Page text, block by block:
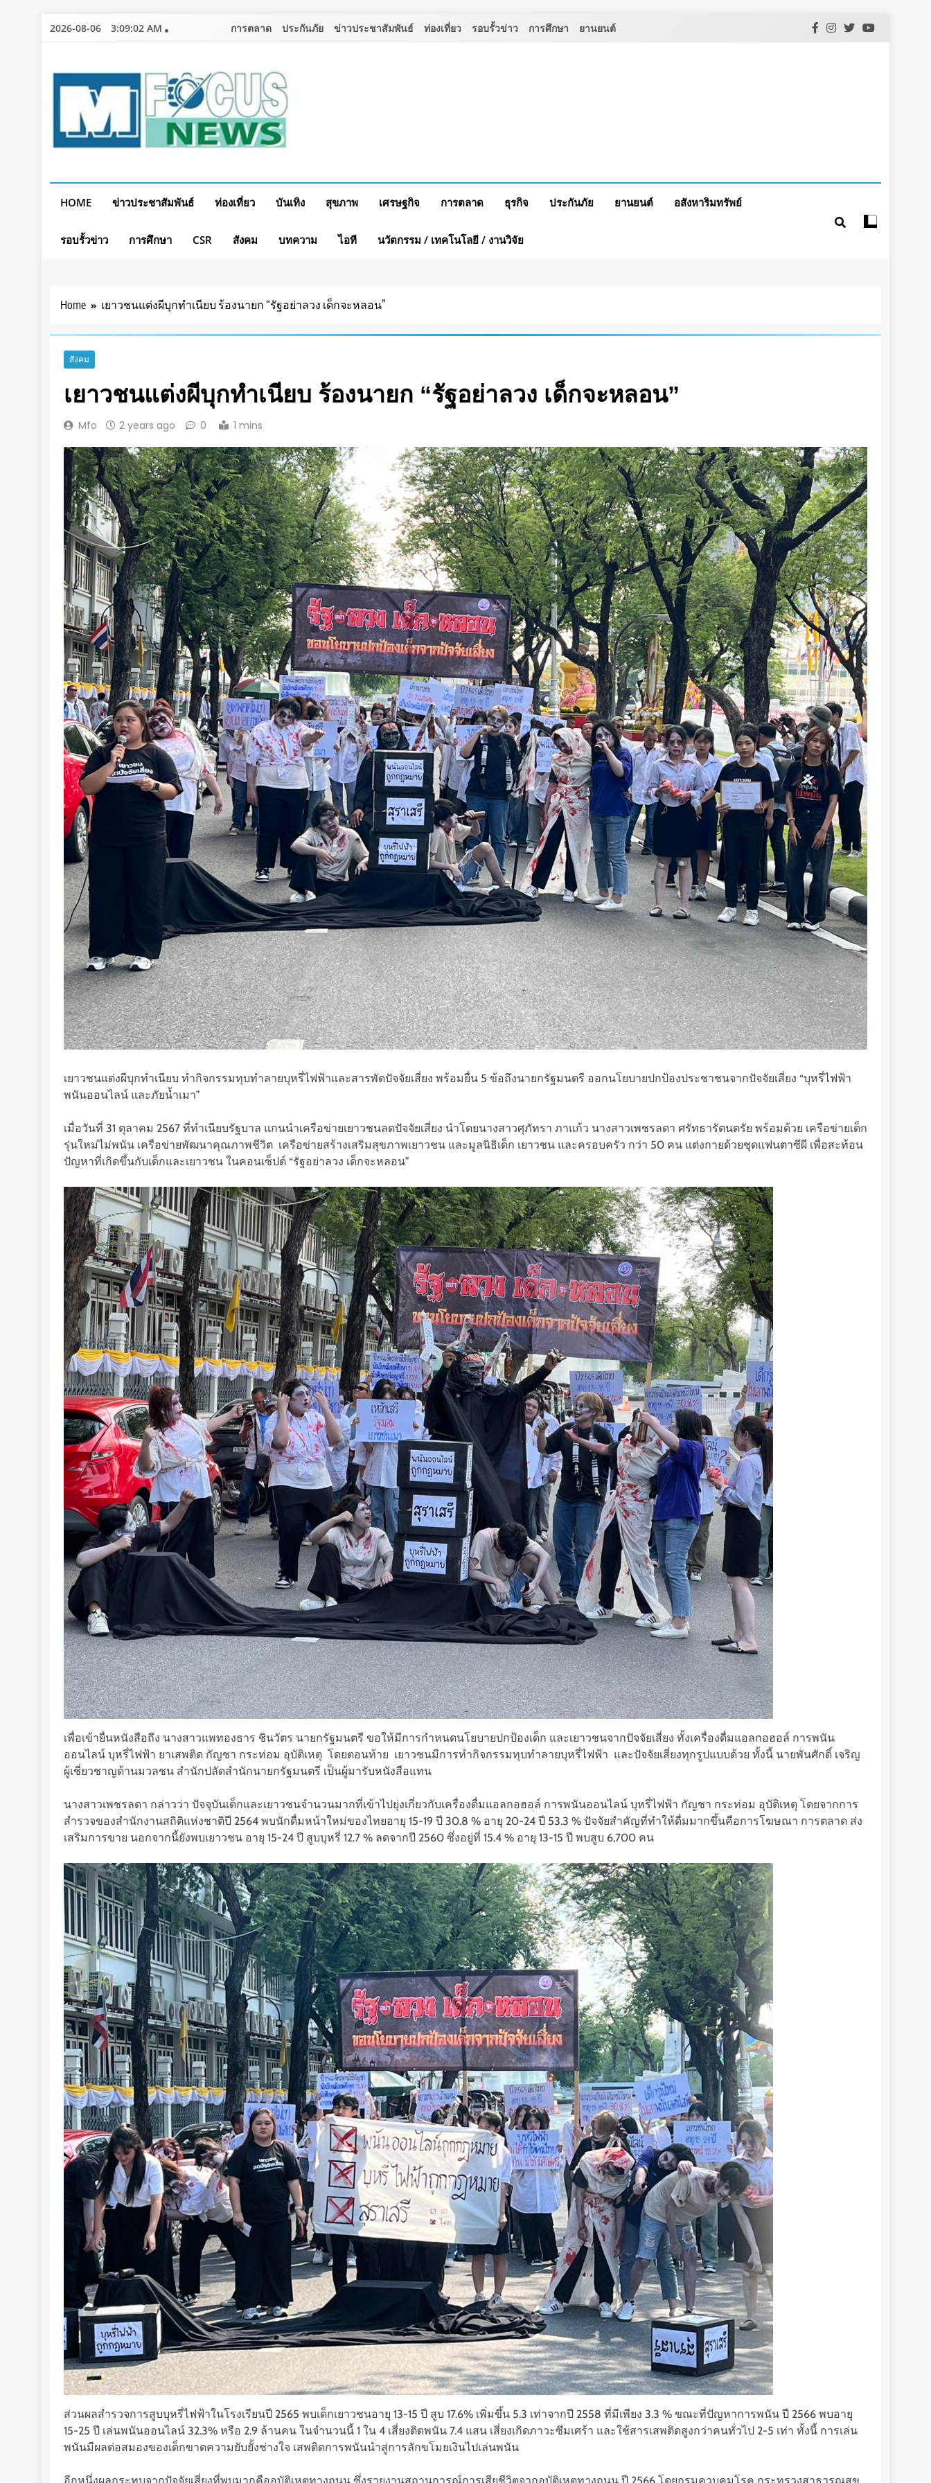
Skip
2026-08-06 3:09:05 AM การตลาด ประกันภัย ข่าวประชาสัมพันธ์ ท่องเที่ยว รอบรั้วข่าว การศึกษา ยานยนต์
HOME ข่าวประชาสัมพันธ์ ท่องเที่ยว บันเทิง สุขภาพ เศรษฐกิจ การตลาด ธุรกิจ ประกันภัย ยานยนต์ อสังหาริมทรัพย์
รอบรั้วข่าว การศึกษา CSR สังคม บทความ ไอที นวัตกรรม / เทคโนโลยี / งานวิจัย
Home เยาวชนแต่งผีบุกทำเนียบ ร้องนายก “รัฐอย่าลวง เด็กจะหลอน”
สังคม
เยาวชนแต่งผีบุกทำเนียบ ร้องนายก “รัฐอย่าลวง เด็กจะหลอน”
Mfo 2 years ago 0 1 mins
เยาวชนแต่งผีบุกทำเนียบ ทำกิจกรรมทุบทำลายบุหรี่ไฟฟ้าและสารพัดปัจจัยเสี่ยง พร้อมยื่น 5 ข้อถึงนายกรัฐมนตรี ออกนโยบายปกป้องประชาชนจากปัจจัยเสี่ยง “บุหรี่ไฟฟ้า
พนันออนไลน์ และภัยน้ำเมา”
เมื่อวันที่ 31 ตุลาคม 2567 ที่ทำเนียบรัฐบาล แกนนำเครือข่ายเยาวชนลดปัจจัยเสี่ยง นำโดยนางสาวศุภัทรา ภาแก้ว นางสาวเพชรลดา ศรัทธารัตนตรัย พร้อมด้วย เครือข่ายเด็ก
รุ่นใหม่ไม่พนัน เครือข่ายพัฒนาคุณภาพชีวิต เครือข่ายสร้างเสริมสุขภาพเยาวชน และมูลนิธิเด็ก เยาวชน และครอบครัว กว่า 50 คน แต่งกายด้วยชุดแฟนตาซีผี เพื่อสะท้อน
ปัญหาที่เกิดขึ้นกับเด็กและเยาวชน ในคอนเซ็ปต์ “รัฐอย่าลวง เด็กจะหลอน”
เพื่อเข้ายื่นหนังสือถึง นางสาวแพทองธาร ชินวัตร นายกรัฐมนตรี ขอให้มีการกำหนดนโยบายปกป้องเด็ก และเยาวชนจากปัจจัยเสี่ยง ทั้งเครื่องดื่มแอลกอฮอล์ การพนัน
ออนไลน์ บุหรี่ไฟฟ้า ยาเสพติด กัญชา กระท่อม อุบัติเหตุ โดยตอนท้าย เยาวชนมีการทำกิจกรรมทุบทำลายบุหรี่ไฟฟ้า และปัจจัยเสี่ยงทุกรูปแบบด้วย ทั้งนี้ นายพันศักดิ์ เจริญ
ผู้เชี่ยวชาญด้านมวลชน สำนักปลัดสำนักนายกรัฐมนตรี เป็นผู้มารับหนังสือแทน
นางสาวเพชรลดา กล่าวว่า ปัจจุบันเด็กและเยาวชนจำนวนมากที่เข้าไปยุ่งเกี่ยวกับเครื่องดื่มแอลกอฮอล์ การพนันออนไลน์ บุหรี่ไฟฟ้า กัญชา กระท่อม อุบัติเหตุ โดยจากการ
สำรวจของสำนักงานสถิติแห่งชาติปี 2564 พบนักดื่มหน้าใหม่ของไทยอายุ 15-19 ปี 30.8 % อายุ 20-24 ปี 53.3 % ปัจจัยสำคัญที่ทำให้ดื่มมากขึ้นคือการโฆษณา การตลาด ส่ง
เสริมการขาย นอกจากนี้ยังพบเยาวชน อายุ 15-24 ปี สูบบุหรี่ 12.7 % ลดจากปี 2560 ซึ่งอยู่ที่ 15.4 % อายุ 13-15 ปี พบสูบ 6,700 คน
ส่วนผลสำรวจการสูบบุหรี่ไฟฟ้าในโรงเรียนปี 2565 พบเด็กเยาวชนอายุ 13-15 ปี สูบ 17.6% เพิ่มขึ้น 5.3 เท่าจากปี 2558 ที่มีเพียง 3.3 % ขณะที่ปัญหาการพนัน ปี 2566 พบอายุ
15-25 ปี เล่นพนันออนไลน์ 32.3% หรือ 2.9 ล้านคน ในจำนวนนี้ 1 ใน 4 เสี่ยงติดพนัน 7.4 แสน เสี่ยงเกิดภาวะซึมเศร้า และใช้สารเสพติดสูงกว่าคนทั่วไป 2-5 เท่า ทั้งนี้ การเล่น
พนันมีผลต่อสมองของเด็กขาดความยับยั้งช่างใจ เสพติดการพนันนำสู่การลักขโมยเงินไปเล่นพนัน